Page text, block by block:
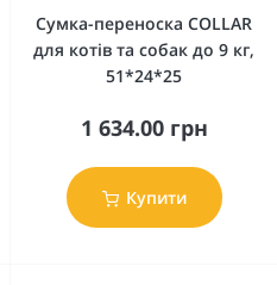
Сумка-переноска COLLAR
для котів та собак до 9 кг,
51*24*25
1 634.00 грн
Купити